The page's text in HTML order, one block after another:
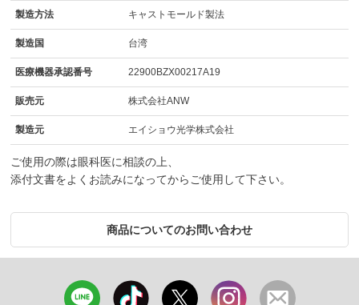
製造方法 キャストモールド製法
製造国 台湾
医療機器承認番号 22900BZX00217A19
販売元 株式会社ANW
製造元 エイショウ光学株式会社
ご使用の際は眼科医に相談の上、
添付文書をよくお読みになってからご使用して下さい。
商品についてのお問い合わせ